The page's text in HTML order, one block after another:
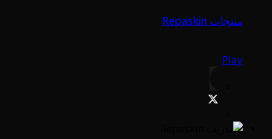
منتجات Repaskin
Play